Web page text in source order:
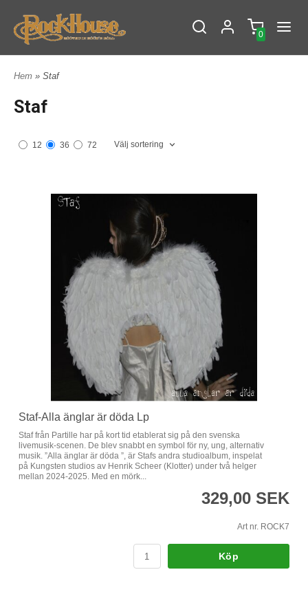
0
Hem » Staf
Staf
12 36 72 Välj sortering
Staf-Alla änglar är döda Lp
Staf från Partille har på kort tid etablerat sig på den svenska
livemusik-scenen. De blev snabbt en symbol för ny, ung, alternativ
musik. ”Alla änglar är döda ”, är Stafs andra studioalbum, inspelat
på Kungsten studios av Henrik Scheer (Klotter) under två helger
mellan 2024-2025. Med en mörk...
329,00 SEK
Art nr. ROCK7
Köp